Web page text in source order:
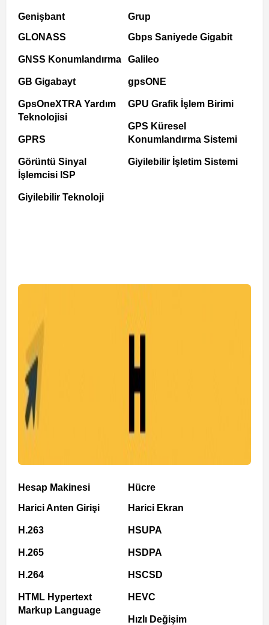
Genişbant
GLONASS
GNSS Konumlandırma
GB Gigabayt
GpsOneXTRA Yardım
Teknolojisi
GPRS
Görüntü Sinyal
İşlemcisi ISP
Giyilebilir Teknoloji
Grup
Gbps Saniyede Gigabit
Galileo
gpsONE
GPU Grafik İşlem Birimi
GPS Küresel
Konumlandırma Sistemi
Giyilebilir İşletim Sistemi
Hesap Makinesi
Harici Anten Girişi
H.263
H.265
H.264
HTML Hypertext
Markup Language
Hücre
Harici Ekran
HSUPA
HSDPA
HSCSD
HEVC
Hızlı Değişim